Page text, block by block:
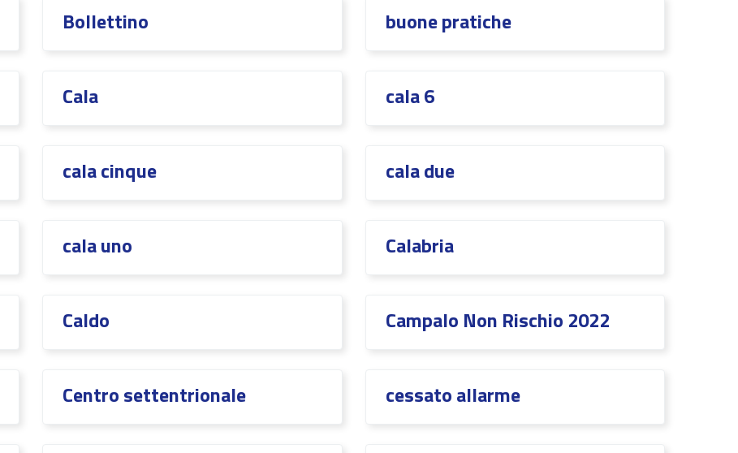
Bollettino buone pratiche
Cala cala 6
cala cinque cala due
cala uno Calabria
Caldo CampaIo Non Rischio 2022
Centro settentrionale cessato allarme